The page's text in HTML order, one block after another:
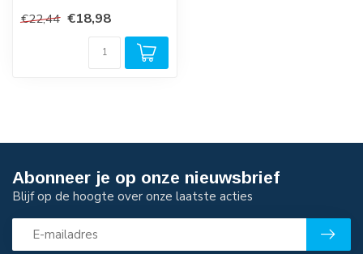
€22,44 €18,98
Abonneer je op onze nieuwsbrief
Blijf op de hoogte over onze laatste acties